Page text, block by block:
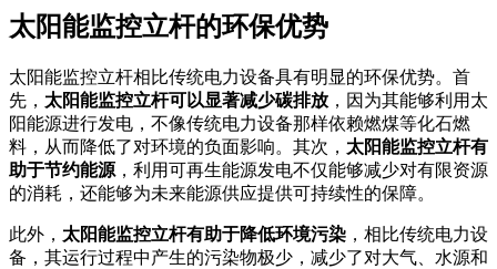
太阳能监控立杆的环保优势
太阳能监控立杆相比传统电力设备具有明显的环保优势。首
先， 太阳能监控立杆可以显著减少碳排放 ，因为其能够利用太
阳能源进行发电，不像传统电力设备那样依赖燃煤等化石燃
料，从而降低了对环境的负面影响。其次， 太阳能监控立杆有
助于节约能源 ，利用可再生能源发电不仅能够减少对有限资源
的消耗，还能够为未来能源供应提供可持续性的保障。
此外， 太阳能监控立杆有助于降低环境污染 ，相比传统电力设
备，其运行过程中产生的污染物极少，减少了对大气、水源和